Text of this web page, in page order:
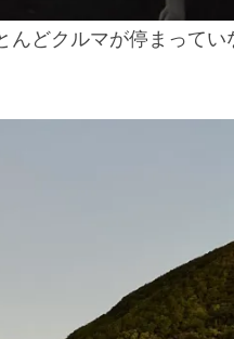
どクルマが停まってい